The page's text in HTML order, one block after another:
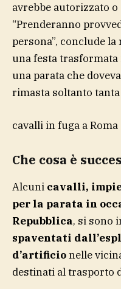
avrebbe autorizzato
“Prenderanno
persona”, conclude
una festa trasformata
una parata che
rimasta soltanto tanta
cavalli in fuga a Roma
Che cosa è
Alcuni cavalli,
per la parata in
Repubblica, si sono
spaventati
d’artificionelle
destinati al trasporto